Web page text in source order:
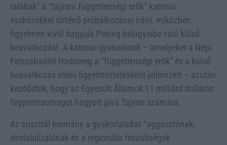
találtak” a “tajvani függetlenségi erők” katonai
eszközökkel történő próbálkozásai iránt, miközben
figyelmen kívül hagyják Peking belügyeibe való külső
beavatkozást. A katonai gyakorlatok – amelyeket a Népi
Felszabadító Hadsereg a “függetlenségi erők” és a külső
beavatkozás elleni figyelmeztetésként jellemzett – azután
kezdődtek, hogy az Egyesült Államok 11 milliárd dolláros
fegyvercsomagot hagyott jóvá Tajvan számára.
Az ausztrál kormány a gyakorlatokat “aggasztónak,
destabilizálónak és a regionális feszültségek